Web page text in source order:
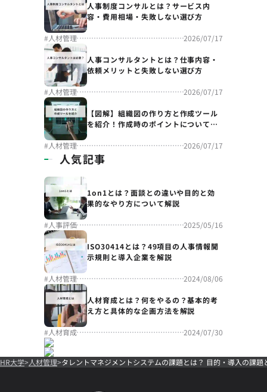
人事制度コンサルとは？サービス内
容・費用相場・失敗しない選び方
#人材管理 2026/07/17
人事コンサルタントとは？仕事内容・
依頼メリットと失敗しない選び方
#人材管理 2026/07/17
【図解】組織図の作り方と作成ツール
を紹介！作成時のポイントについても
#人材管理 2026/07/17
人気記事
1on1とは？面談との違いや目的と効
果的なやり方について解説
#人事評価 2025/05/16
ISO30414とは？49項目の人事情報開
示規則と導入企業を解説
#人材管理 2024/08/06
人材育成とは？何をやるの？基本的考
え方と具体的な企画方法を解説
#人材育成 2024/07/30
HR大学 人材管理 タレントマネジメントシステムの課題とは？ 目的・導入の課題